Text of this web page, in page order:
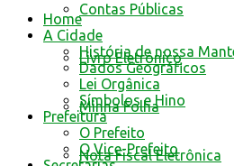
Contas Públicas
Livro Eletrônico
Minha Folha
Nota Fiscal Eletrônica
Home
A Cidade
História de nossa
Dados Geográficos
Lei Orgânica
Símbolos e Hino
Prefeitura
O Prefeito
O Vice-Prefeito